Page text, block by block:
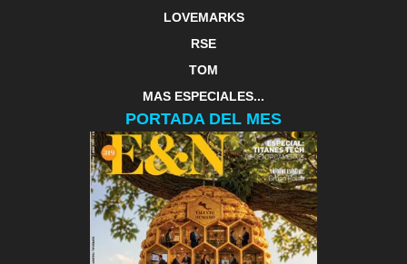
LOVEMARKS
RSE
TOM
MAS ESPECIALES...
PORTADA DEL MES